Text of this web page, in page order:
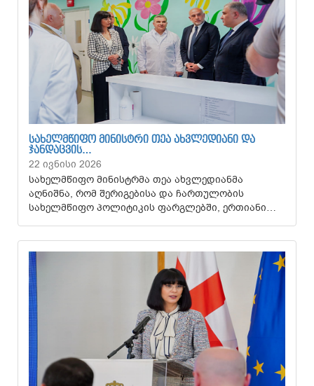
ᲡᲐᲮᲔᲚᲛᲬᲘᲤᲝ ᲛᲘᲜᲘᲡᲢᲠᲘ ᲗᲔᲐ ᲐᲮᲕᲚᲔᲓᲘᲐᲜᲘ ᲓᲐ
ᲯᲐᲜᲓᲐᲪᲕᲘᲡ…
22 ივნისი 2026
სახელმწიფო მინისტრმა თეა ახვლედიანმა
აღნიშნა, რომ შერიგებისა და ჩართულობის
სახელმწიფო პოლიტიკის ფარგლებში, ერთიანი…